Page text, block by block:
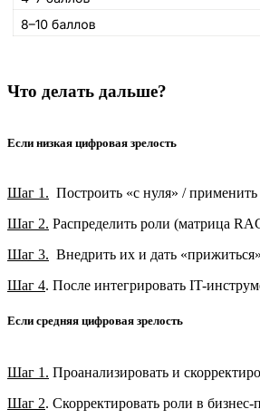
Что делать дальше?
Если низкая цифровая зрелость
Шаг 1. Построить «с нуля» /
Шаг 2. Распределить роли (матрица
Шаг 3. Внедрить их и дать
Шаг 4. После интегрировать IT-
Если средняя цифровая зрелость
Шаг 1. Проанализировать и
Шаг 2. Скорректировать роли в